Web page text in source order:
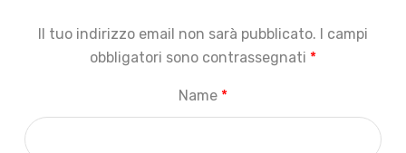
Il tuo indirizzo email non sarà pubblicato.
I campi
obbligatori sono contrassegnati *
Name *